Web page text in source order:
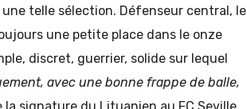
telle sélection. Défenseur central, le
une petite place dans le onze
discret, guerrier, solide sur lequel
avec une bonne frappe de balle,